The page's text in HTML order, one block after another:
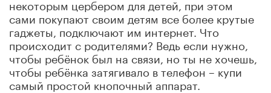
некоторым цербером для детей, при этом
сами покупают своим детям все более крутые
гаджеты, подключают им интернет. Что
происходит с родителями? Ведь если нужно,
чтобы ребёнок был на связи, но ты не хочешь,
чтобы ребёнка затягивало в телефон – купи
самый простой кнопочный аппарат.